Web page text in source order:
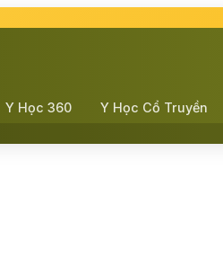
Y Học 360 Y Học Cổ Truyền